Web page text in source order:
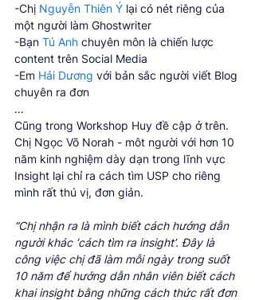
-Chị Nguyễn Thiên Ý lại có nét riêng của
một người làm Ghostwriter
-Bạn Tú Anh chuyên môn là chiến lược
content trên Social Media
-Em Hải Dương với bản sắc người viết Blog
chuyên ra đơn
…
Cũng trong Workshop Huy đề cập ở trên.
Chị Ngọc Võ Norah - môt người với hơn 10
năm kinh nghiệm dày dạn trong lĩnh vực
Insight lại chỉ ra cách tìm USP cho riêng
mình rất thú vị, đơn giản.
“Chị nhận ra là mình biết cách hướng dẫn
người khác ‘cách tìm ra insight’. Đây là
công việc chị đã làm mỗi ngày trong suốt
10 năm để hướng dẫn nhân viên biết cách
khai insight bằng những cách thức rất đơn